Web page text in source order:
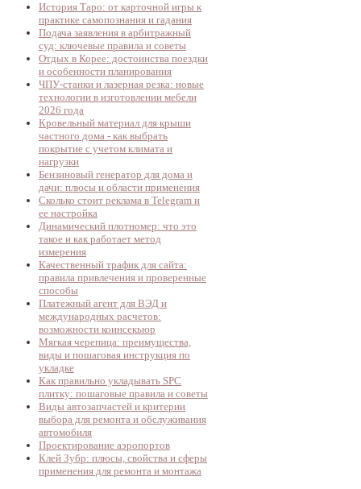
История Таро: от карточной игры к
практике самопознания и гадания
Подача заявления в арбитражный
суд: ключевые правила и советы
Отдых в Корее: достоинства поездки
и особенности планирования
ЧПУ-станки и лазерная резка: новые
технологии в изготовлении мебели
2026 года
Кровельный материал для крыши
частного дома - как выбрать
покрытие с учетом климата и
нагрузки
Бензиновый генератор для дома и
дачи: плюсы и области применения
Сколько стоит реклама в Telegram и
ее настройка
Динамический плотномер: что это
такое и как работает метод
измерения
Качественный трафик для сайта:
правила привлечения и проверенные
способы
Платежный агент для ВЭД и
международных расчетов:
возможности коинсекьюр
Мягкая черепица: преимущества,
виды и пошаговая инструкция по
укладке
Как правильно укладывать SPC
плитку: пошаговые правила и советы
Виды автозапчастей и критерии
выбора для ремонта и обслуживания
автомобиля
Проектирование аэропортов
Клей Зубр: плюсы, свойства и сферы
применения для ремонта и монтажа